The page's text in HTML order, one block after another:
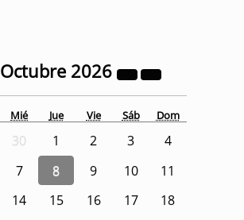
Octubre 2026
Mié Jue Vie Sáb Dom
30 1 2 3
4
7 8 9 10
11
14 15 16 17
18